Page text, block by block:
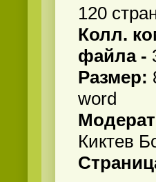
120
Колл.
файла -
Размер:
word
Киктев